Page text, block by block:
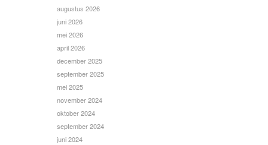
augustus 2026
juni 2026
mei 2026
april 2026
december 2025
september 2025
mei 2025
november 2024
oktober 2024
september 2024
juni 2024